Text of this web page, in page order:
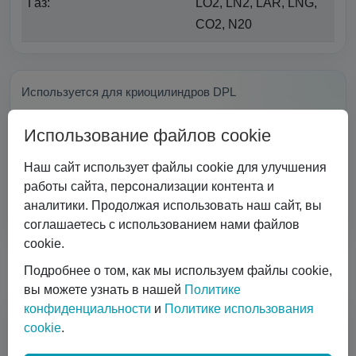
CO2, N20
Используется для криоцилиндров DPL
Почему с нами удобно работать
Использование файлов cookie
Наш сайт использует файлы cookie для улучшения
работы сайта, персонализации контента и
аналитики. Продолжая использовать наш сайт, вы
соглашаетесь с использованием нами файлов
cookie.
Подробнее о том, как мы используем файлы cookie,
вы можете узнать в нашей Политике
конфиденциальности и Политике использования
cookie.